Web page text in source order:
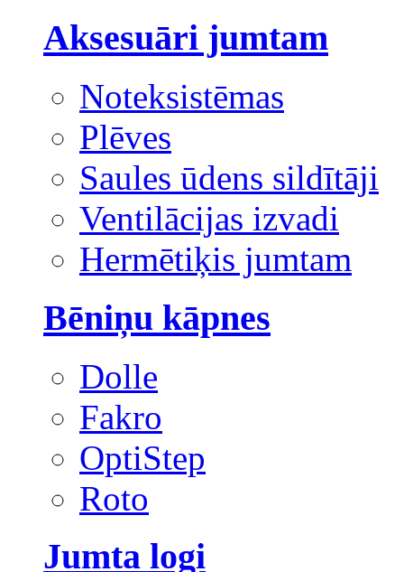
Aksesuāri jumtam
Noteksistēmas
Plēves
Saules ūdens sildītāji
Ventilācijas izvadi
Hermētiķis jumtam
Bēniņu kāpnes
Dolle
Fakro
OptiStep
Roto
Jumta logi